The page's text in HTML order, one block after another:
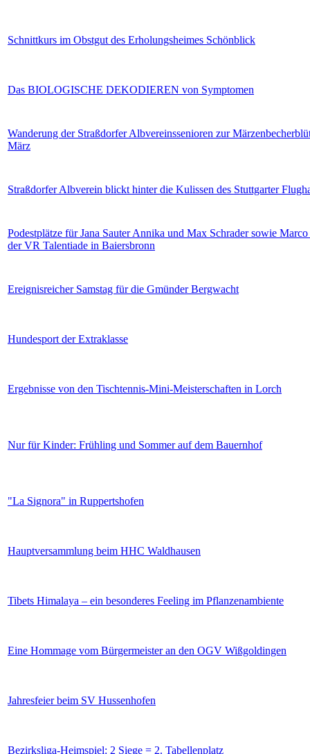
Schnittkurs im Obstgut des Erholungsheimes Schönblick
Das BIOLOGISCHE DEKODIEREN von Symptomen
Wanderung der Straßdorfer Albvereinssenioren zur
März
Straßdorfer Albverein blickt hinter die Kulissen des Stuttgarter
Podestplätze für Jana Sauter Annika und Max Schrader sowie
der VR Talentiade in Baiersbronn
Ereignisreicher Samstag für die Gmünder Bergwacht
Hundesport der Extraklasse
Ergebnisse von den Tischtennis-Mini-Meisterschaften in Lorch
Nur für Kinder: Frühling und Sommer auf dem Bauernhof
"La Signora" in Ruppertshofen
Hauptversammlung beim HHC Waldhausen
Tibets Himalaya – ein besonderes Feeling im Pflanzenambiente
Eine Hommage vom Bürgermeister an den OGV Wißgoldingen
Jahresfeier beim SV Hussenhofen
Bezirksliga-Heimspiel: 2 Siege = 2. Tabellenplatz